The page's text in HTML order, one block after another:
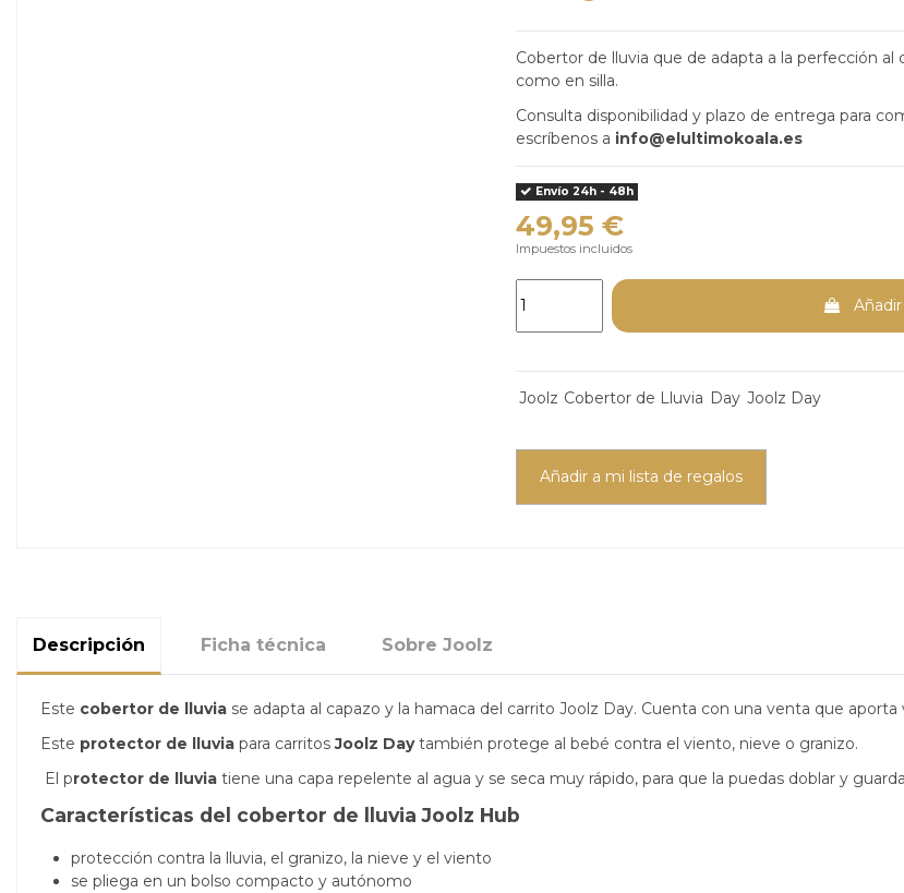
Cobertor de lluvia que de adapta a la perfección
como en silla.
Consulta disponibilidad y plazo de entrega para
escríbenos a info@elultimokoala.es
Envío 24h - 48h
49,95 €
Impuestos incluidos
Joolz Cobertor de Lluvia Day Joolz Day
Añadir a mi lista de regalos
Descripción Ficha técnica Sobre Joolz
Este cobertor de lluvia se adapta al capazo y la hamaca del carrito Joolz Day. Cuenta con una venta que
Este protector de lluvia para carritosJoolz Daytambién protege al bebé contra el viento, nieve o granizo.
El protector de lluvia tiene una capa repelente al agua y se seca muy rápido, para que la puedas doblar y
Características del cobertor de lluvia Joolz Hub
protección contra la lluvia, el granizo, la nieve y el viento
se pliega en un bolso compacto y autónomo